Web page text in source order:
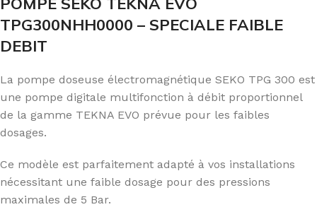
TPG300NHH0000 – SPECIALE FAIBLE
DEBIT
La pompe doseuse électromagnétique SEKO TPG 300 est
une pompe digitale multifonction à débit proportionnel
de la gamme TEKNA EVO prévue pour les faibles
dosages.
Ce modèle est parfaitement adapté à vos installations
nécessitant une faible dosage pour des pressions
maximales de 5 Bar.